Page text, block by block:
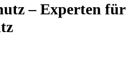
– Experten für